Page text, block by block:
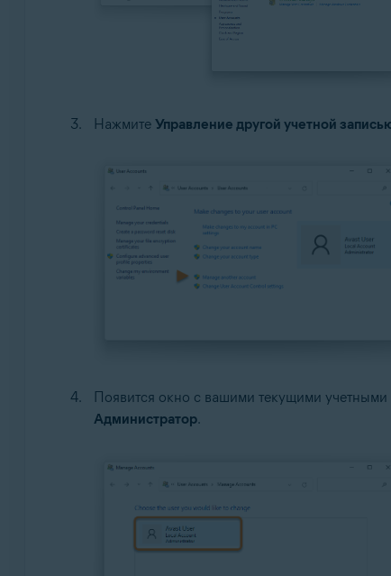
Нажмите Управление другой учетной
Появится окно с вашими текущими учетными
Администратор.